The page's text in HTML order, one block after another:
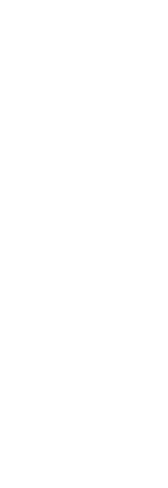
de viande de bœuf, on
grammes de viande de poulet,
: pour 100 gr de saumon, on a
0,54 de leucine, 0,3 gr
gr de leucine, 0,33 gr